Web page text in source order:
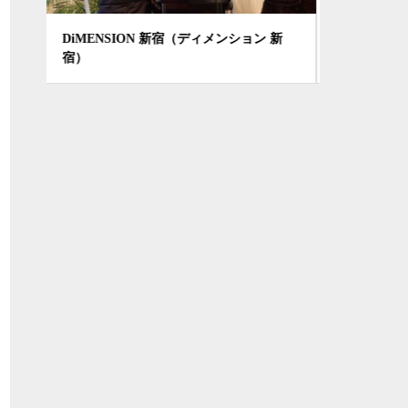
salon Angels Ladder（サロン エンジェル
ラダー）